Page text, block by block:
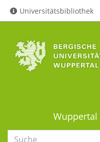
Universitätsbibliothek
Wuppertal